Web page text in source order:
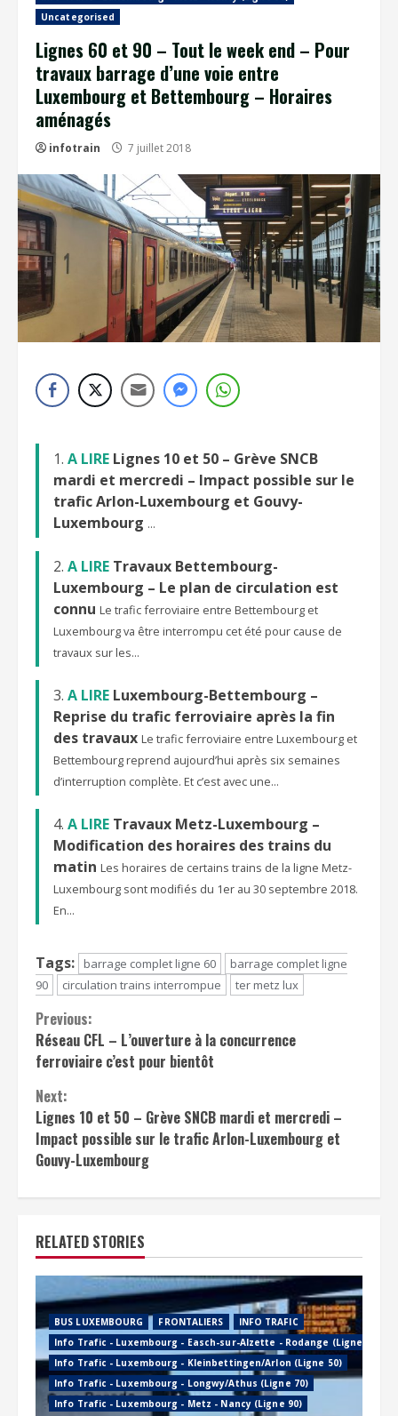
Uncategorised
Lignes 60 et 90 – Tout le week end – Pour
travaux barrage d’une voie entre
Luxembourg et Bettembourg – Horaires
aménagés
infotrain 7 juillet 2018
A LIRE Lignes 10 et 50 – Grève SNCB
mardi et mercredi – Impact possible sur le
trafic Arlon-Luxembourg et Gouvy-
Luxembourg ...
A LIRE Travaux Bettembourg-
Luxembourg – Le plan de circulation est
connu Le trafic ferroviaire entre Bettembourg et
Luxembourg va être interrompu cet été pour cause de
travaux sur les...
A LIRE Luxembourg-Bettembourg –
Reprise du trafic ferroviaire après la fin
des travaux Le trafic ferroviaire entre Luxembourg et
Bettembourg reprend aujourd’hui après six semaines
d’interruption complète. Et c’est avec une...
A LIRE Travaux Metz-Luxembourg –
Modification des horaires des trains du
matin Les horaires de certains trains de la ligne Metz-
Luxembourg sont modifiés du 1er au 30 septembre 2018.
En...
Tags: barrage complet ligne 60
barrage complet ligne
90
circulation trains interrompue ter metz lux
Continue
Reading
Previous:
Réseau CFL – L’ouverture à la concurrence
ferroviaire c’est pour bientôt
Next:
Lignes 10 et 50 – Grève SNCB mardi et mercredi –
Impact possible sur le trafic Arlon-Luxembourg et
Gouvy-Luxembourg
RELATED STORIES
BUS LUXEMBOURG FRONTALIERS
INFO TRAFIC
Info Trafic - Luxembourg - Easch-sur-Alzette - Rodange (Ligne 60)
Info Trafic - Luxembourg - Kleinbettingen/Arlon (Ligne 50)
Info Trafic - Luxembourg - Longwy/Athus (Ligne 70)
Info Trafic - Luxembourg - Metz - Nancy (Ligne 90)